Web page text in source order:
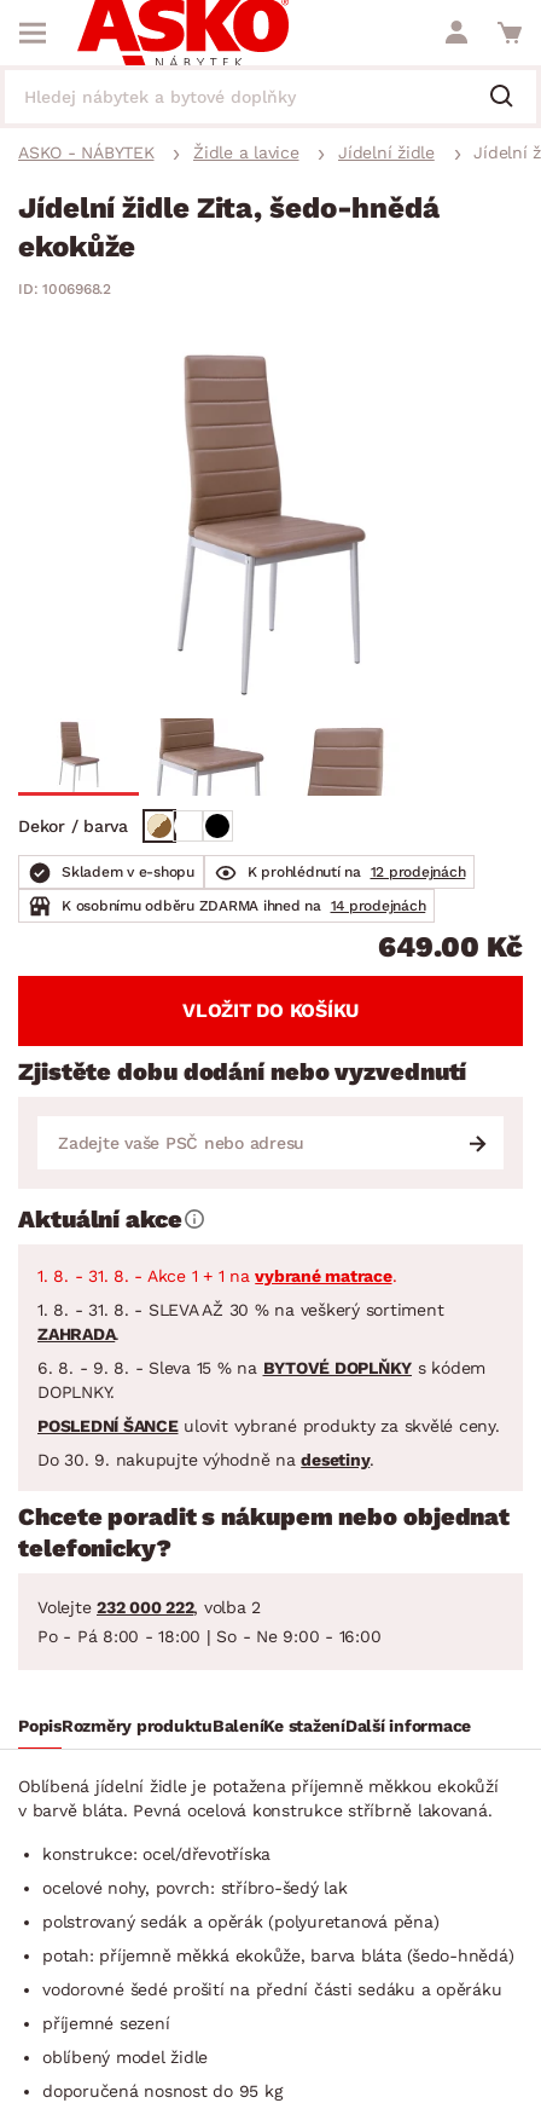
ASKO - NÁBYTEK Židle a lavice Jídelní židle Jídelní
Jídelní židle Zita, šedo-hnědá
ekokůže
ID: 1006968.2
Dekor / barva
Skladem v e-shopu K prohlédnutí na
12 prodejnách
K osobnímu odběru ZDARMA ihned na
14 prodejnách
649.00 Kč
VLOŽIT DO KOŠÍKU
Zjistěte dobu dodání nebo vyzvednutí
Aktuální akce
1. 8. - 31. 8. - Akce 1 + 1 navybrané matrace.
1. 8. - 31. 8. - SLEVA AŽ 30 % na veškerý sortiment
ZAHRADA.
6. 8. - 9. 8. - Sleva 15 % na BYTOVÉ DOPLŇKY s kódem
DOPLNKY.
POSLEDNÍ ŠANCEulovit vybrané produkty za skvělé ceny.
Do 30. 9. nakupujte výhodně nadesetiny.
Chcete poradit s nákupem nebo objednat
telefonicky?
Volejte 232 000 222, volba 2
Po - Pá 8:00 - 18:00 | So - Ne 9:00 - 16:00
PopisRozměry produktuBaleníKe staženíDalší informace
Oblíbená jídelní židle je potažena příjemně měkkou ekokůží
v barvě bláta. Pevná ocelová konstrukce stříbrně lakovaná.
konstrukce: ocel/dřevotříska
ocelové nohy, povrch: stříbro-šedý lak
polstrovaný sedák a opěrák (polyuretanová pěna)
potah: příjemně měkká ekokůže, barva bláta (šedo-hnědá)
vodorovné šedé prošití na přední části sedáku a opěráku
příjemné sezení
oblíbený model židle
doporučená nosnost do 95 kg